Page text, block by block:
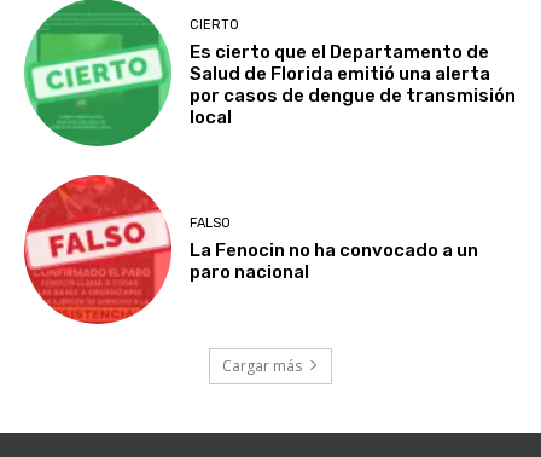
CIERTO
Es cierto que el Departamento de
Salud de Florida emitió una alerta
por casos de dengue de transmisión
local
FALSO
La Fenocin no ha convocado a un
paro nacional
Cargar más